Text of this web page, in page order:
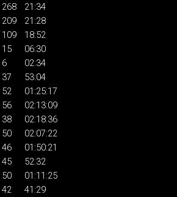
268
21:34
209
21:28
109
18:52
15
06:30
6
02:34
37
53:04
52
01:25:17
56
02:13:09
38
02:18:36
50
02:07:22
46
01:50:21
45
52:32
50
01:11:25
42
41:29